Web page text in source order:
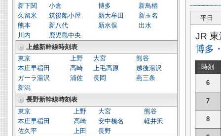
平日
JR
博多
時刻
6
7
8
新下関
小倉 博多
新鳥栖
久留米
筑後船小屋 新大牟田
新玉名
熊本
新八代 新水俣
出水
川内
鹿児島中央
上越新幹線時刻表
東京
上野 大宮
熊谷
本庄早稲田
高崎 上毛高原
越後湯沢
ガーラ湯沢
浦佐 長岡
燕三条
新潟
長野新幹線時刻表
東京
上野 大宮
熊谷
本庄早稲田
高崎 安中榛名
軽井沢
佐久平
上田
長野